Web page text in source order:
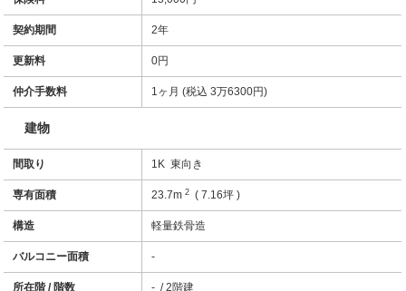
契約期間 2年
更新料 0円
仲介手数料 1ヶ月 (税込 3万6300円)
建物
間取り 1K 東向き
専有面積 23.7m2 ( 7.16坪 )
構造 軽量鉄骨造
バルコニー面積 -
所在階 / 階数 - / 2階建